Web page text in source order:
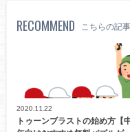
RECOMMEND こちらの記
2020.11.22
トゥーンブラストの始め方【